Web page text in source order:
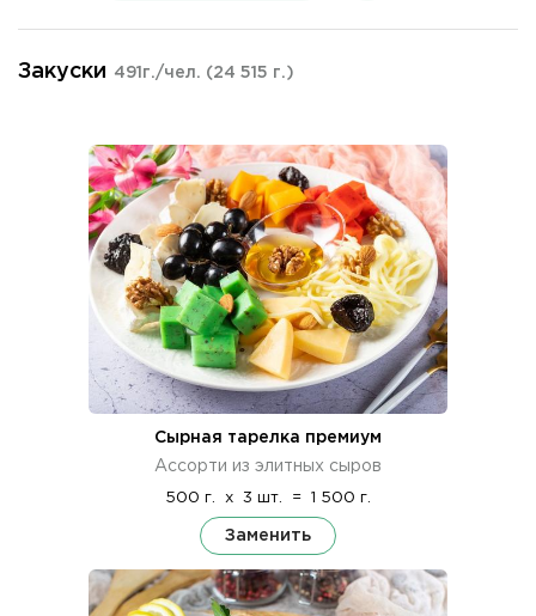
Закуски 491г./чел. (24 515 г.)
Сырная тарелка премиум
Ассорти из элитных сыров
500 г. x 3 шт. = 1 500 г.
Заменить